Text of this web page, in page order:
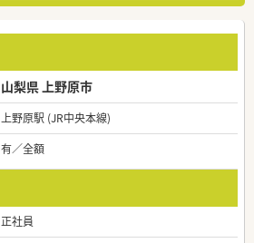
山梨県 上野原市
上野原駅 (JR中央本線)
有／全額
正社員